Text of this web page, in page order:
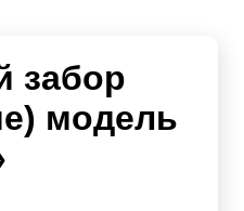
забор
модель